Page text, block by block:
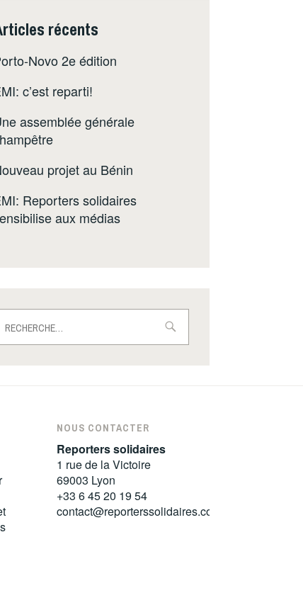
récents
Novo 2e édition
c’est reparti!
assemblée générale
projet au Bénin
Reporters solidaires
aux médias
NOUS CONTACTER
Reporters solidaires
1 rue de la Victoire
69003 Lyon
+33 6 45 20 19 54
contact@reporterssolidaires.com